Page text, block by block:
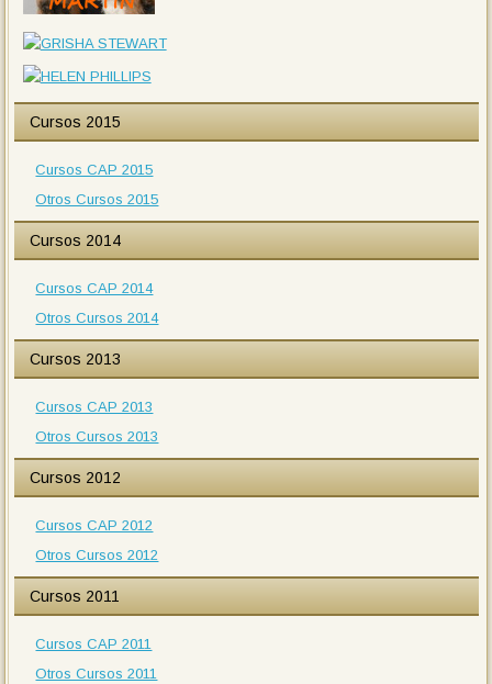
Cursos 2015
Cursos CAP 2015
Otros Cursos 2015
Cursos 2014
Cursos CAP 2014
Otros Cursos 2014
Cursos 2013
Cursos CAP 2013
Otros Cursos 2013
Cursos 2012
Cursos CAP 2012
Otros Cursos 2012
Cursos 2011
Cursos CAP 2011
Otros Cursos 2011